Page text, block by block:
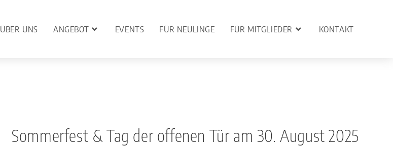
ÜBER UNS ANGEBOT EVENTS FÜR NEULINGE FÜR MITGLIEDER KONTAKT
Sommerfest & Tag der offenen Tür am 30. August 2025